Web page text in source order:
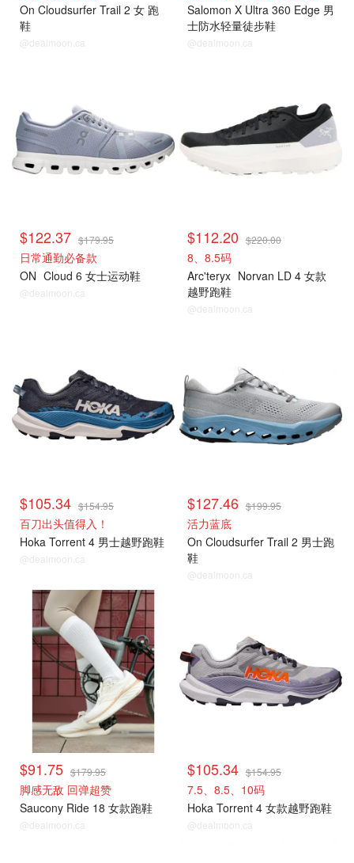
On Cloudsurfer Trail 2 女 跑
鞋
@dealmoon.ca
Salomon X Ultra 360 Edge 男
士防水轻量徒步鞋
@dealmoon.ca
$122.37 $179.95
日常通勤必备款
ON Cloud 6 女士运动鞋
@dealmoon.ca
$112.20 $220.00
8、8.5码
Arc'teryx Norvan LD 4 女款
越野跑鞋
@dealmoon.ca
$105.34 $154.95
百刀出头值得入！
Hoka Torrent 4 男士越野跑鞋
@dealmoon.ca
$127.46 $199.95
活力蓝底
On Cloudsurfer Trail 2 男士跑
鞋
@dealmoon.ca
$91.75 $179.95
脚感无敌 回弹超赞
Saucony Ride 18 女款跑鞋
@dealmoon.ca
$105.34 $154.95
7.5、8.5、10码
Hoka Torrent 4 女款越野跑鞋
@dealmoon.ca